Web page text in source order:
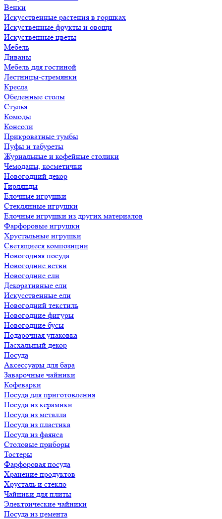
Венки
Искусственные растения в горшках
Искуственные фрукты и овощи
Искуственные цветы
Мебель
Диваны
Мебель для гостиной
Лестницы-стремянки
Кресла
Обеденные столы
Стулья
Комоды
Консоли
Прикроватные тумбы
Пуфы и табуреты
Журнальные и кофейные столики
Чемоданы, косметички
Новогодний декор
Гирлянды
Елочные игрушки
Стеклянные игрушки
Елочные игрушки из других материалов
Фарфоровые игрушки
Хрустальные игрушки
Светящиеся композиции
Новогодняя посуда
Новогодние ветви
Новогодние ели
Декоративные ели
Искусственные ели
Новогодний текстиль
Новогодние фигуры
Новогодние бусы
Подарочная упаковка
Пасхальный декор
Посуда
Аксессуары для бара
Заварочные чайники
Кофеварки
Посуда для приготовления
Посуда из керамики
Посуда из металла
Посуда из пластика
Посуда из фаянса
Столовые приборы
Тостеры
Фарфоровая посуда
Хранение продуктов
Хрусталь и стекло
Чайники для плиты
Электрические чайники
Посуда из цемента